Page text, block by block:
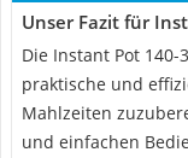
Unser Fazit für
Die Instant Pot
praktische und
Mahlzeiten
und einfachen